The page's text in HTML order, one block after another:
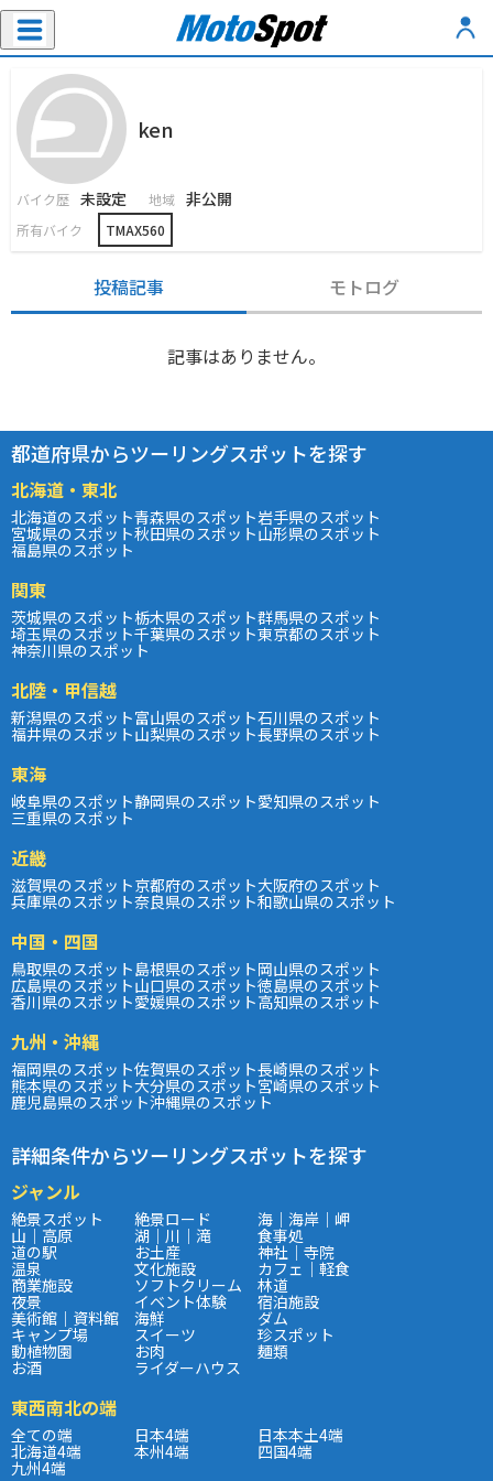
ken
バイク歴 未設定 地域 非公開
所有バイク TMAX560
投稿記事 モトログ
記事はありません。
都道府県からツーリングスポットを探す
北海道・東北
北海道のスポット青森県のスポット岩手県のスポット
宮城県のスポット秋田県のスポット山形県のスポット
福島県のスポット
関東
茨城県のスポット栃木県のスポット群馬県のスポット
埼玉県のスポット千葉県のスポット東京都のスポット
神奈川県のスポット
北陸・甲信越
新潟県のスポット富山県のスポット石川県のスポット
福井県のスポット山梨県のスポット長野県のスポット
東海
岐阜県のスポット静岡県のスポット愛知県のスポット
三重県のスポット
近畿
滋賀県のスポット京都府のスポット大阪府のスポット
兵庫県のスポット奈良県のスポット和歌山県のスポット
中国・四国
鳥取県のスポット島根県のスポット岡山県のスポット
広島県のスポット山口県のスポット徳島県のスポット
香川県のスポット愛媛県のスポット高知県のスポット
九州・沖縄
福岡県のスポット佐賀県のスポット長崎県のスポット
熊本県のスポット大分県のスポット宮崎県のスポット
鹿児島県のスポット沖縄県のスポット
詳細条件からツーリングスポットを探す
ジャンル
絶景スポット 絶景ロード 海｜海岸｜岬
山｜高原 湖｜川｜滝 食事処
道の駅 お土産 神社｜寺院
温泉 文化施設 カフェ｜軽食
商業施設 ソフトクリーム 林道
夜景 イベント体験 宿泊施設
美術館｜資料館 海鮮 ダム
キャンプ場 スイーツ 珍スポット
動植物園 お肉 麺類
お酒 ライダーハウス
東西南北の端
全ての端 日本4端 日本本土4端
北海道4端 本州4端 四国4端
九州4端